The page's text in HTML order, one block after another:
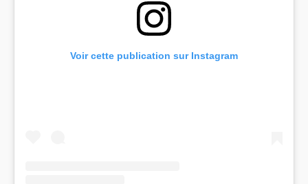
Voir cette publication sur Instagram